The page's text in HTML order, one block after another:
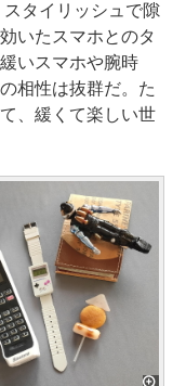
タイリッシュで隙
いたスマホとのタ
いスマホや腕時
相性は抜群だ。た
、緩くて楽しい世